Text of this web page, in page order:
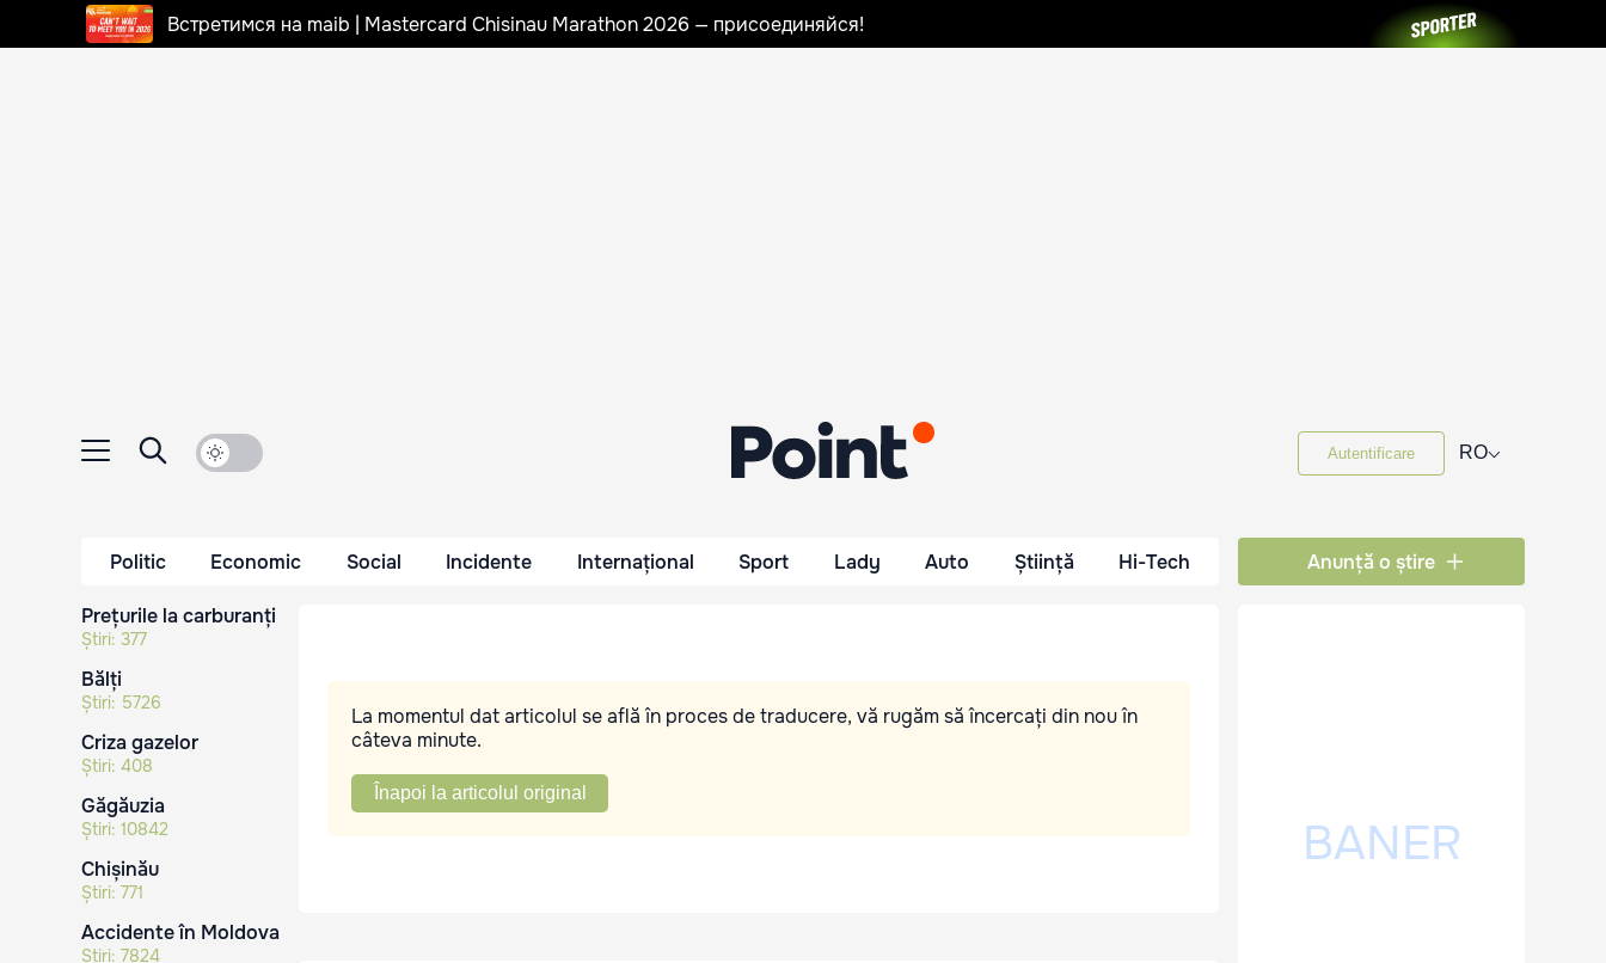
Встретимся на maib | Mastercard Chisinau Marathon 2026 — присоединяйся!
Autentificare RO⌵
Politic Economic Social Incidente Internațional Sport Lady Auto Știință Hi-Tech Anunță o știre
Prețurile la carburanți
Știri: 377
Bălți
Știri: 5726
Criza gazelor
Știri: 408
Găgăuzia
Știri: 10842
Chișinău
Știri: 771
Accidente în Moldova
Știri: 7824
La momentul dat articolul se află în proces de traducere, vă rugăm să încercați din nou în
câteva minute.
Înapoi la articolul original